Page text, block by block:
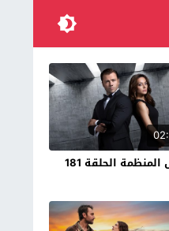
مسلسل المنظمة الحلقة 181